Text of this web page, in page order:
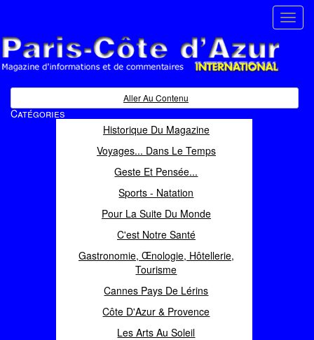
Magazine d'informations et de commentaires
Aller Au Contenu
Catégories
Historique Du Magazine
Voyages... Dans Le Temps
Geste Et Pensée...
Sports - Natation
Pour La Suite Du Monde
C'est Notre Santé
Gastronomie, Œnologie, Hôtellerie,
Tourisme
Cannes Pays De Lérins
Côte D'Azur & Provence
Les Arts Au Soleil